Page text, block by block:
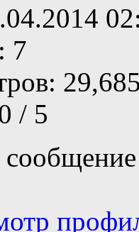
7
/ 5